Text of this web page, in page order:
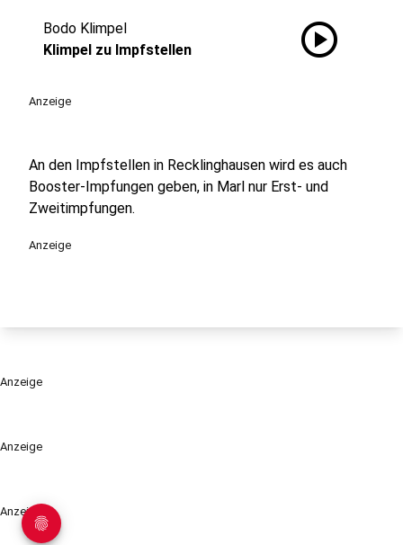
Anzeige
Anzeige
Bodo Klimpel
Klimpel zu Impfstellen
play_circle
Anzeige
An den Impfstellen in Recklinghausen wird es auch
Booster-Impfungen geben, in Marl nur Erst- und
Zweitimpfungen.
Anzeige
Anzeige